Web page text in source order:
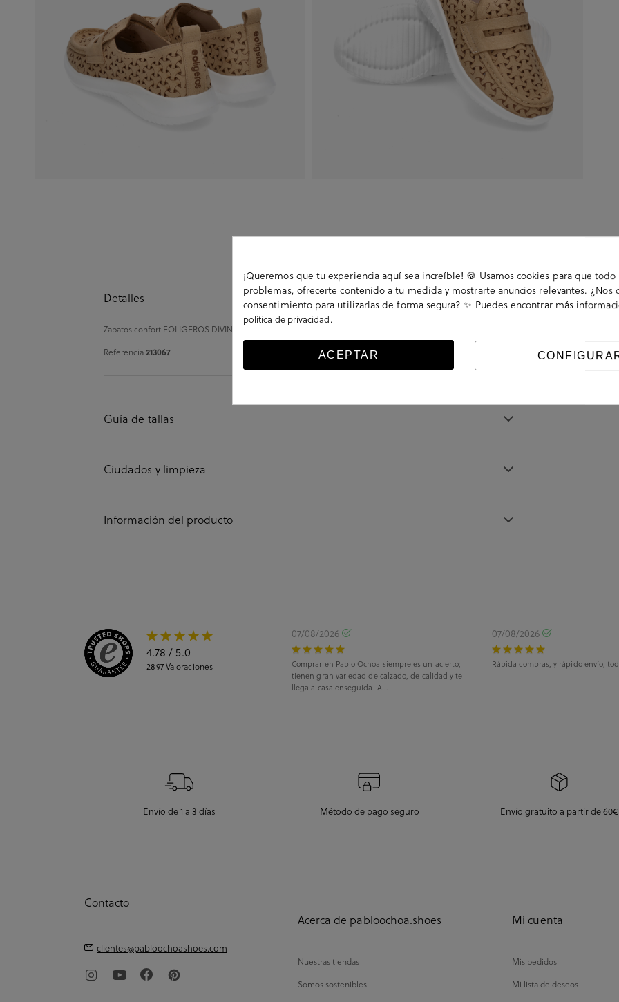
Detalles
Zapatos confort EOLIGEROS DIVINITY en camel. Sin cierre, slip on. La plantilla es extraible. Hecho en China
Referencia213067
Guía de tallas
Ciudados y limpieza
Información del producto
4.78 / 5.0
2897Valoraciones
07/08/2026
Comprar en Pablo Ochoa siempre es un acierto;
tienen gran variedad de calzado, de calidad y te
llega a casa enseguida. A...
07/08/2026
Rápida compras, y rápido envío,
Envío de 1 a 3 días Método de pago seguro Envío gratuito a partir de 60€
Contacto
clientes@pabloochoashoes.com
Acerca de pabloochoa.shoes
Nuestras tiendas
Somos sostenibles
Mi cuenta
Mis pedidos
Mi lista de deseos
¡Queremos que tu experiencia aquí sea increíble! 🍪 Usamos cookies para que
problemas, ofrecerte contenido a tu medida y mostrarte anuncios relevantes. ¿Nos
consentimiento para utilizarlas de forma segura? ✨ Puedes encontrar más
política de privacidad.
ACEPTAR